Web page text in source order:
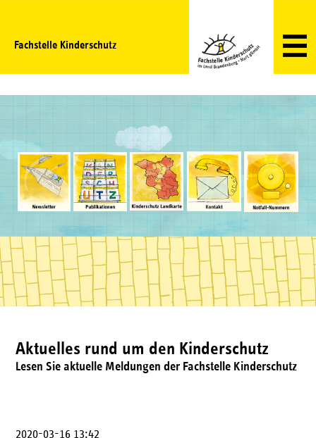
Fachstelle Kinderschutz
Aktuelles rund um den Kinderschutz
Lesen Sie aktuelle Meldungen der Fachstelle Kinderschutz
2020-03-16 13:42